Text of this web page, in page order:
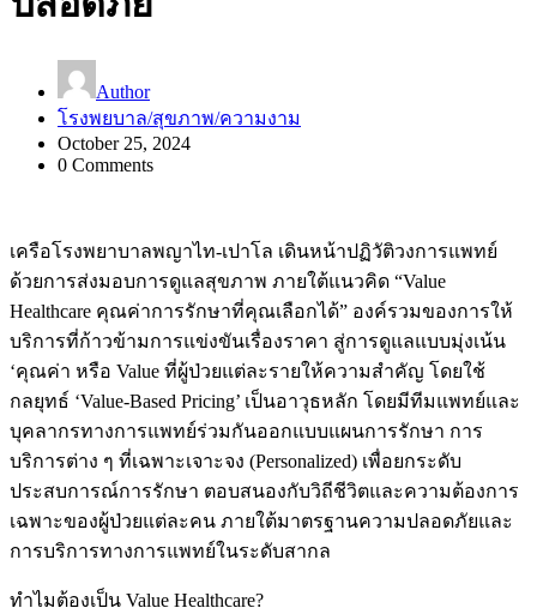
Author
โรงพยบาล/สุขภาพ/ความงาม
October 25, 2024
0 Comments
เครือโรงพยาบาลพญาไท-เปาโล เดินหน้าปฏิวัติวงการแพทย์
ด้วยการส่งมอบการดูแลสุขภาพ ภายใต้แนวคิด “Value
Healthcare คุณค่าการรักษาที่คุณเลือกได้” องค์รวมของการให้
บริการที่ก้าวข้ามการแข่งขันเรื่องราคา สู่การดูแลแบบมุ่งเน้น
‘คุณค่า หรือ Value ที่ผู้ป่วยแต่ละรายให้ความสําคัญ โดยใช้
กลยุทธ์ ‘Value-Based Pricing’ เป็นอาวุธหลัก โดยมีทีมแพทย์และ
บุคลากรทางการแพทย์ร่วมกันออกแบบแผนการรักษา การ
บริการต่าง ๆ ที่เฉพาะเจาะจง (Personalized) เพื่อยกระดับ
ประสบการณ์การรักษา ตอบสนองกับวิถีชีวิตและความต้องการ
เฉพาะของผู้ป่วยแต่ละคน ภายใต้มาตรฐานความปลอดภัยและ
การบริการทางการแพทย์ในระดับสากล
ทำไมต้องเป็น Value Healthcare?